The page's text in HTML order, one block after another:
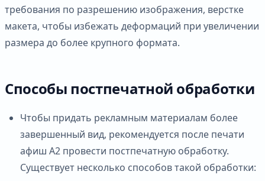
требования по разрешению изображения, верстке
макета, чтобы избежать деформаций при увеличении
размера до более крупного формата.
Способы постпечатной обработки
Чтобы придать рекламным материалам более
завершенный вид, рекомендуется после печати
афиш А2 провести постпечатную обработку.
Существует несколько способов такой обработки: